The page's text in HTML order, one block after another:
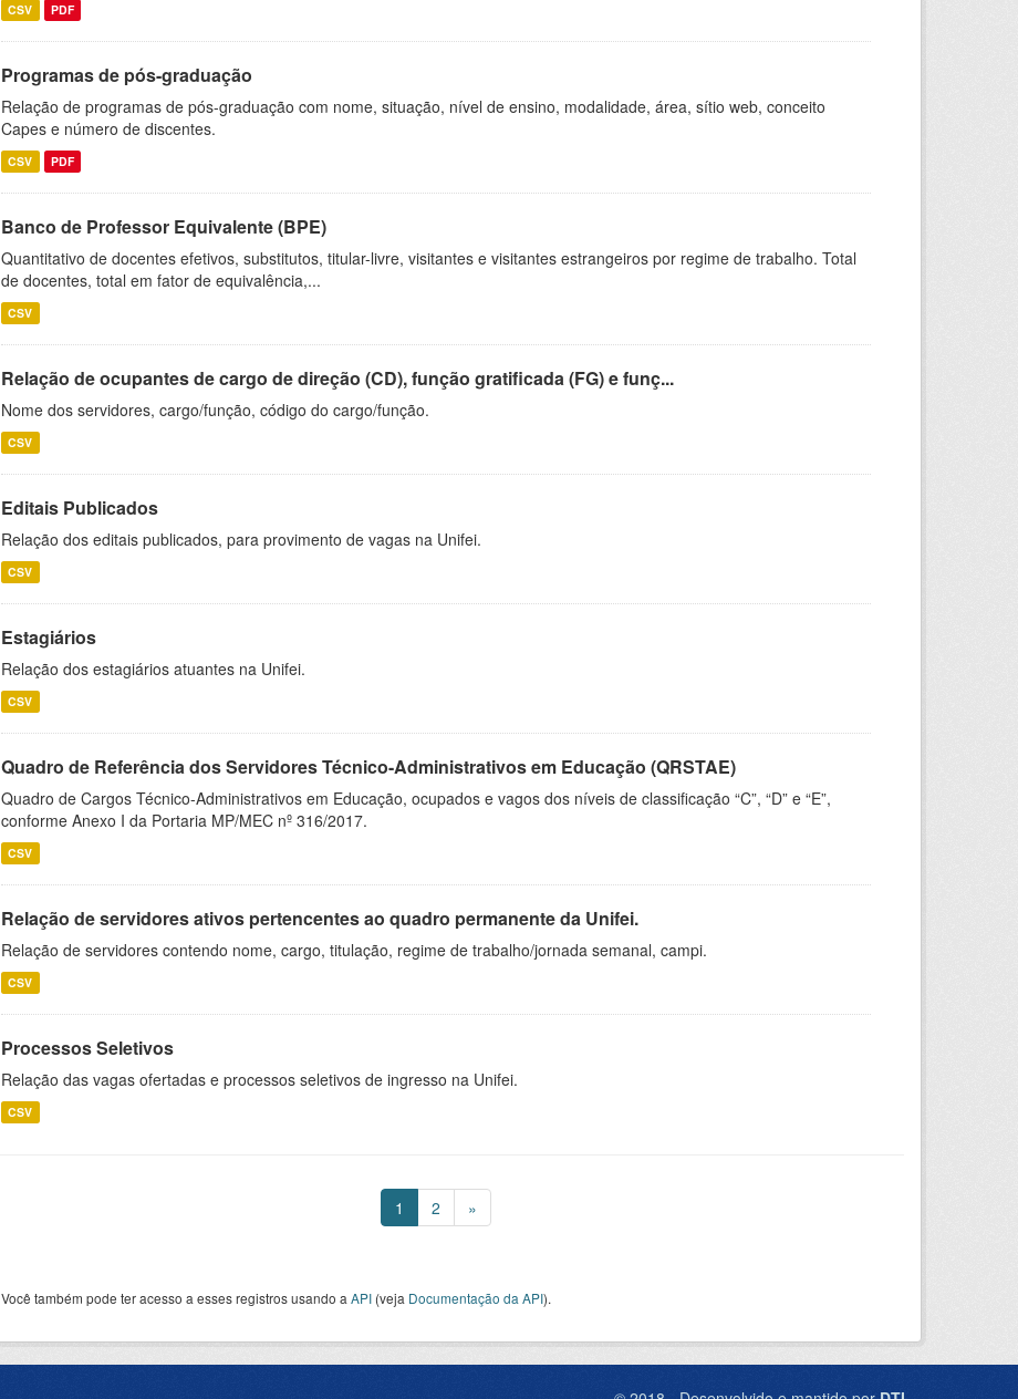
CSV PDF
Programas de pós-graduação
Relação de programas de pós-graduação com nome, situação, nível de ensino, modalidade, área, sítio web, conceito
Capes e número de discentes.
CSV PDF
Banco de Professor Equivalente (BPE)
Quantitativo de docentes efetivos, substitutos, titular-livre, visitantes e visitantes estrangeiros por regime de trabalho. Total
de docentes, total em fator de equivalência,...
CSV
Relação de ocupantes de cargo de direção (CD), função gratificada (FG) e funç...
Nome dos servidores, cargo/função, código do cargo/função.
CSV
Editais Publicados
Relação dos editais publicados, para provimento de vagas na Unifei.
CSV
Estagiários
Relação dos estagiários atuantes na Unifei.
CSV
Quadro de Referência dos Servidores Técnico-Administrativos em Educação (QRSTAE)
Quadro de Cargos Técnico-Administrativos em Educação, ocupados e vagos dos níveis de classificação “C”, “D” e “E”,
conforme Anexo I da Portaria MP/MEC nº 316/2017.
CSV
Relação de servidores ativos pertencentes ao quadro permanente da Unifei.
Relação de servidores contendo nome, cargo, titulação, regime de trabalho/jornada semanal, campi.
CSV
Processos Seletivos
Relação das vagas ofertadas e processos seletivos de ingresso na Unifei.
CSV
1 2 »
Você também pode ter acesso a esses registros usando a API (veja Documentação da API).